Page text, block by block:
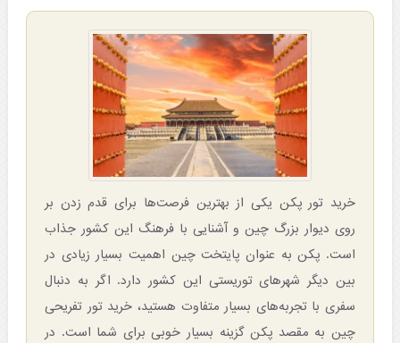
آخری
خرید تور پکن یکی از بهترین فرصت‌ها برای قدم زدن بر
روی دیوار بزرگ چین و آشنایی با فرهنگ این کشور جذاب
است. پکن به عنوان پایتخت چین اهمیت بسیار زیادی در
بین دیگر شهرهای توریستی این کشور دارد. اگر به دنبال
سفری با تجربه‌های بسیار متفاوت هستید، خرید تور تفریحی
چین به مقصد پکن گزینه بسیار خوبی برای شما است. در